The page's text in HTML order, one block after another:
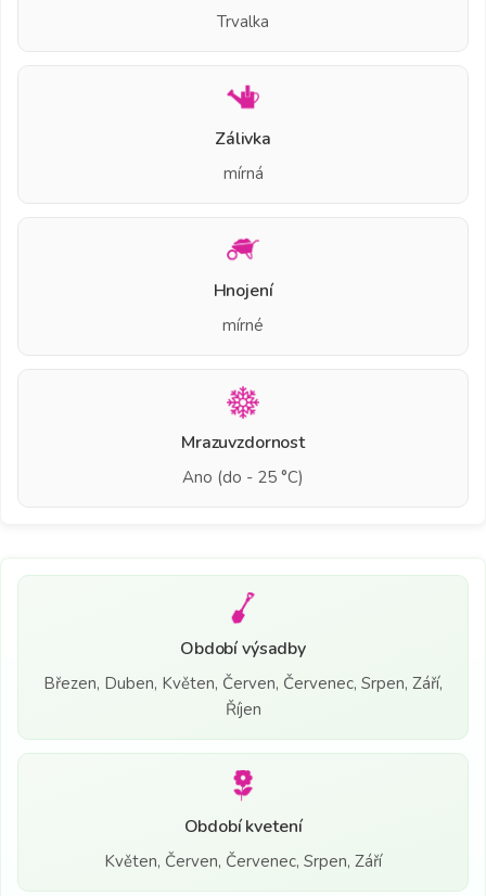
Trvalka
Zálivka
mírná
Hnojení
mírné
Mrazuvzdornost
Ano (do - 25 °C)
Období výsadby
Březen, Duben, Květen, Červen, Červenec, Srpen, Září,
Říjen
Období kvetení
Květen, Červen, Červenec, Srpen, Září